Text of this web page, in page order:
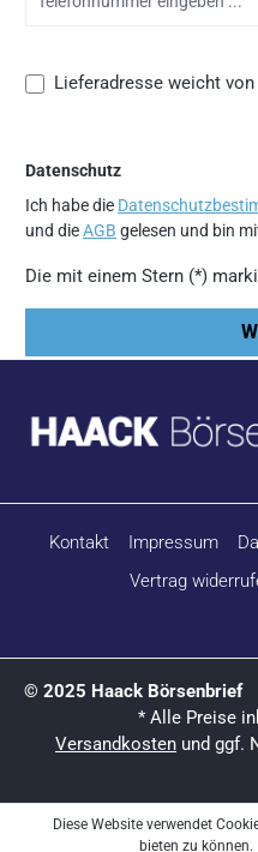
Lieferadresse weicht
Datenschutz
Ich habe die
und dieAGB gelesen und bin
Die mit einem Stern (*)
Kontakt Impressum
Vertrag
© 2025 Haack Börsenbrief
* Alle Preise
Versandkosten und ggf.
Diese Website verwendet
bieten zu können.